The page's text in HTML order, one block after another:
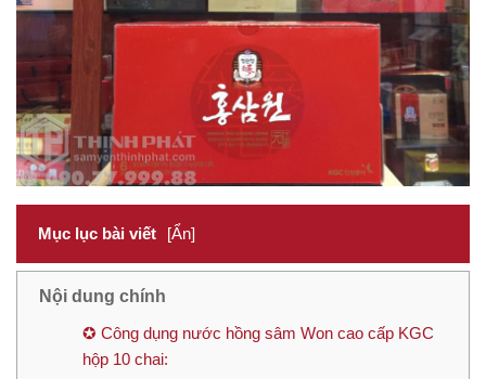
Mục lục bài viết [Ẩn]
Nội dung chính
✪ Công dụng nước hồng sâm Won cao cấp KGC
hộp 10 chai: